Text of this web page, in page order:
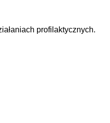
profilaktycznych.